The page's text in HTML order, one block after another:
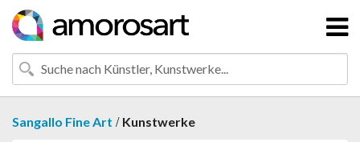
Sangallo Fine Art / Kunstwerke